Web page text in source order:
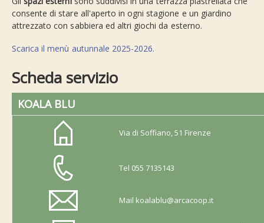
consente di stare all'aperto in ogni stagione e un giardino
attrezzato con sabbiera ed altri giochi da esterno.
Scarica il menù autunnale 2025-2026.
Scheda servizio
KOALA BLU
Via di Soffiano, 51 Firenze
Tel 055 7135143
Mail koalablu@arcacoop.it